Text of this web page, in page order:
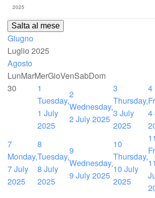
Salta al mese
Giugno
Luglio 2025
Agosto
LunMarMerGioVenSabDom
30
1
Tuesday,
1 July
2025
2
Wednesday,
2 July 2025
3
Thursday,
3 July
2025
4
4
7
Monday,
7 July
2025
8
Tuesday,
8 July
2025
9
Wednesday,
9 July 2025
10
Thursday,
10 July
2025
11
11